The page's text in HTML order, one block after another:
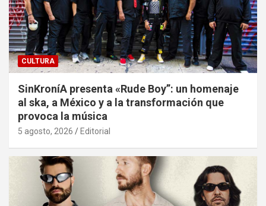
CULTURA
SinKroníA presenta «Rude Boy”: un homenaje
al ska, a México y a la transformación que
provoca la música
5 agosto, 2026 Editorial